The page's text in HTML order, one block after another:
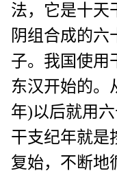
法，它是十天
阴组合成的六
子。我国使用
东汉开始的。
年)以后就用
干支纪年就是
复始，不断地